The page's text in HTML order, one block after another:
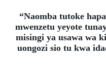
“Naomba tutoke
mwenzetu yeyote
misingi ya usawa wa
uongozi sio tu kwa